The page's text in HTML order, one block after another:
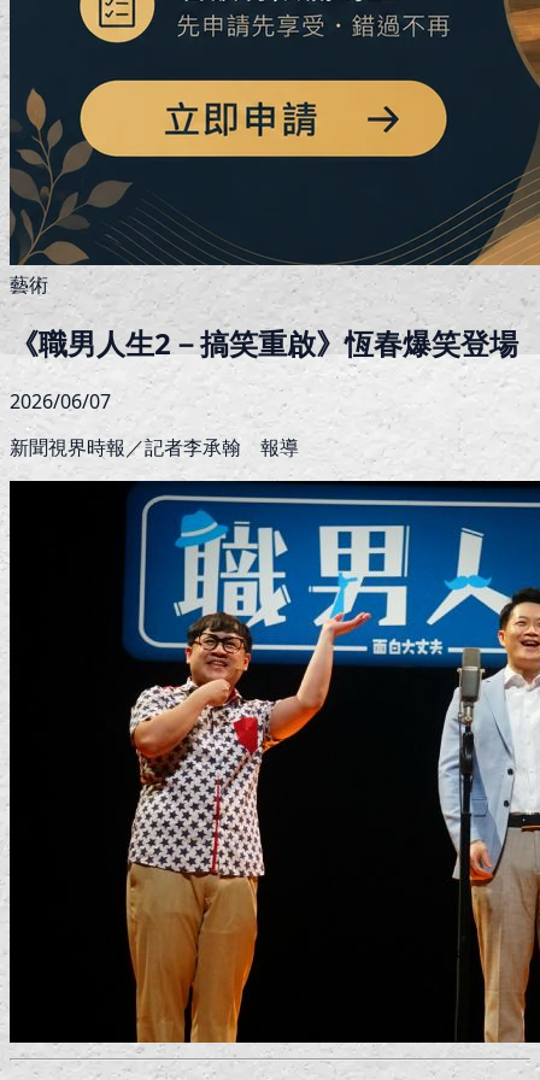
藝術
《職男人生2－搞笑重啟》恆春爆笑登場
2026/06/07
新聞視界時報／記者李承翰 報導